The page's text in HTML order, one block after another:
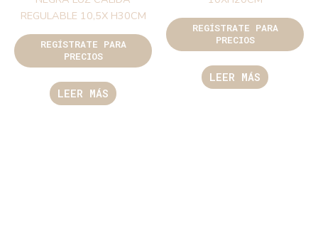
REGULABLE 10,5X H30CM
REGÍSTRATE PARA
PRECIOS
LEER MÁS
REGÍSTRATE PARA
PRECIOS
LEER MÁS